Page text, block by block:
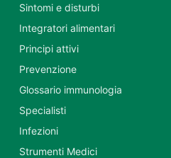
Sintomi e disturbi
Integratori alimentari
Principi attivi
Prevenzione
Glossario immunologia
Specialisti
Infezioni
Strumenti Medici